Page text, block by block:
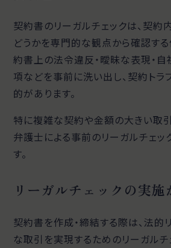
契約書のリーガルチェックは、契
どうかを専門的な観点から確認する
約書上の法令違反・曖昧な表現・
項などを事前に洗い出し、契約トラ
的があります。
特に複雑な契約や金額の大きい取
弁護士による事前のリーガルチェ
す。
リーガルチェックの実施
契約書を作成・締結する際は、法的
な取引を実現するためのリーガルチ